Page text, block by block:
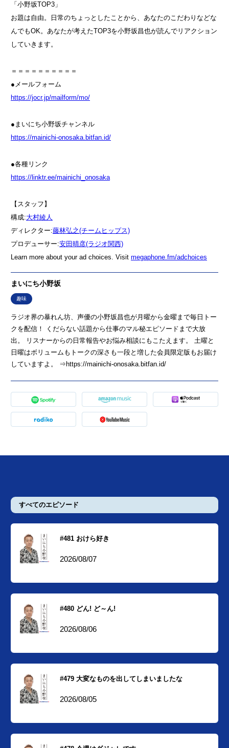
「小野坂TOP3」
お題は自由。日常のちょっとしたことから、あなたのこだわりなどな
んでもOK。あなたが考えたTOP3を小野坂昌也が読んでリアクション
していきます。
＝＝＝＝＝＝＝＝＝＝
●メールフォーム
⁠⁠⁠⁠⁠⁠⁠⁠⁠⁠⁠⁠⁠⁠⁠⁠⁠⁠⁠⁠⁠⁠⁠⁠⁠⁠⁠⁠⁠⁠⁠⁠⁠⁠⁠⁠⁠⁠⁠⁠⁠⁠⁠⁠⁠⁠⁠⁠⁠⁠⁠⁠⁠⁠⁠⁠⁠⁠⁠⁠⁠⁠⁠⁠⁠⁠⁠⁠⁠⁠⁠⁠⁠⁠⁠⁠⁠⁠⁠⁠⁠⁠⁠⁠⁠⁠⁠⁠⁠⁠⁠⁠⁠⁠⁠⁠⁠⁠⁠⁠⁠⁠⁠⁠⁠⁠⁠⁠⁠⁠⁠⁠⁠⁠⁠⁠⁠⁠⁠⁠⁠⁠⁠⁠⁠⁠⁠⁠⁠⁠⁠⁠⁠⁠⁠⁠⁠⁠⁠⁠⁠⁠⁠⁠⁠⁠⁠⁠⁠⁠⁠⁠⁠⁠⁠⁠⁠⁠⁠⁠⁠⁠⁠⁠⁠⁠⁠⁠⁠⁠⁠⁠⁠⁠⁠⁠⁠⁠⁠⁠⁠⁠⁠⁠⁠⁠https://jocr.jp/mailform/mo/⁠⁠⁠⁠⁠⁠⁠⁠⁠⁠⁠⁠⁠⁠⁠⁠⁠⁠⁠⁠⁠⁠⁠⁠⁠⁠⁠⁠⁠⁠⁠⁠⁠⁠⁠⁠⁠⁠⁠⁠⁠⁠⁠⁠⁠⁠⁠⁠⁠⁠⁠⁠⁠⁠⁠⁠⁠⁠⁠⁠⁠⁠⁠⁠⁠⁠⁠⁠⁠⁠⁠⁠⁠⁠⁠⁠⁠⁠⁠⁠⁠⁠⁠⁠⁠⁠⁠⁠⁠⁠⁠⁠⁠⁠⁠⁠⁠⁠⁠⁠⁠⁠⁠⁠⁠⁠⁠⁠⁠⁠⁠⁠⁠⁠⁠⁠⁠⁠⁠⁠⁠⁠⁠⁠⁠⁠⁠⁠⁠⁠⁠⁠⁠⁠⁠⁠⁠⁠⁠⁠⁠⁠⁠⁠⁠⁠⁠⁠⁠⁠⁠⁠⁠⁠⁠⁠⁠⁠⁠⁠⁠⁠⁠⁠⁠⁠⁠⁠⁠⁠⁠⁠⁠⁠⁠⁠⁠⁠⁠⁠⁠⁠⁠⁠⁠⁠
●まいにち小野坂チャンネル
⁠⁠⁠⁠⁠⁠⁠⁠⁠⁠⁠⁠⁠⁠⁠⁠⁠⁠⁠⁠⁠⁠⁠⁠⁠⁠⁠⁠⁠⁠⁠⁠⁠⁠⁠⁠⁠⁠⁠⁠⁠⁠⁠⁠⁠⁠⁠⁠⁠⁠⁠⁠⁠⁠⁠⁠⁠⁠⁠⁠⁠⁠⁠⁠⁠⁠⁠⁠⁠⁠⁠⁠⁠⁠⁠⁠⁠⁠⁠⁠⁠⁠⁠⁠⁠⁠⁠⁠⁠⁠⁠⁠⁠⁠⁠⁠⁠⁠⁠⁠⁠⁠⁠⁠⁠⁠⁠⁠⁠⁠⁠⁠⁠⁠⁠⁠⁠⁠⁠⁠⁠⁠⁠⁠⁠⁠⁠⁠⁠⁠⁠⁠⁠⁠⁠⁠⁠⁠⁠⁠⁠⁠⁠⁠⁠⁠⁠⁠⁠⁠⁠⁠⁠⁠⁠⁠⁠⁠⁠⁠⁠⁠⁠⁠⁠⁠⁠⁠⁠⁠⁠⁠⁠⁠⁠⁠⁠⁠⁠⁠⁠⁠⁠⁠⁠⁠https://mainichi-onosaka.bitfan.id/⁠⁠⁠⁠⁠⁠⁠⁠⁠⁠⁠⁠⁠⁠⁠⁠⁠⁠⁠⁠⁠⁠⁠⁠⁠⁠⁠⁠⁠⁠⁠⁠⁠⁠⁠⁠⁠⁠⁠⁠⁠⁠⁠⁠⁠⁠⁠⁠⁠⁠⁠⁠⁠⁠⁠⁠⁠⁠⁠⁠⁠⁠⁠⁠⁠⁠⁠⁠⁠⁠⁠⁠⁠⁠⁠⁠⁠⁠⁠⁠⁠⁠⁠⁠⁠⁠⁠⁠⁠⁠⁠⁠⁠⁠⁠⁠⁠⁠⁠⁠⁠⁠⁠⁠⁠⁠⁠⁠⁠⁠⁠⁠⁠⁠⁠⁠⁠⁠⁠⁠⁠⁠⁠⁠⁠⁠⁠⁠⁠⁠⁠⁠⁠⁠⁠⁠⁠⁠⁠⁠⁠⁠⁠⁠⁠⁠⁠⁠⁠⁠⁠⁠⁠⁠⁠⁠⁠⁠⁠⁠⁠⁠⁠⁠⁠⁠⁠⁠⁠⁠⁠⁠⁠⁠⁠⁠⁠⁠⁠⁠⁠⁠⁠⁠⁠⁠
●各種リンク
⁠⁠⁠⁠⁠⁠⁠⁠⁠⁠⁠⁠⁠⁠⁠⁠⁠⁠⁠⁠⁠⁠⁠⁠⁠⁠⁠⁠⁠⁠⁠⁠⁠⁠⁠⁠⁠⁠⁠⁠⁠⁠⁠⁠⁠⁠⁠⁠⁠⁠⁠⁠⁠⁠⁠⁠⁠⁠⁠⁠⁠⁠⁠⁠⁠⁠⁠⁠⁠⁠⁠⁠⁠⁠⁠⁠⁠⁠⁠⁠⁠⁠⁠⁠⁠⁠⁠⁠⁠⁠⁠⁠⁠⁠⁠⁠⁠⁠⁠⁠⁠⁠⁠⁠⁠⁠⁠⁠⁠⁠⁠⁠⁠⁠⁠⁠⁠⁠⁠⁠⁠⁠⁠⁠⁠⁠⁠⁠⁠⁠⁠⁠⁠⁠⁠⁠⁠⁠⁠⁠⁠⁠⁠⁠⁠⁠⁠⁠⁠⁠⁠⁠⁠⁠⁠⁠⁠⁠⁠⁠⁠⁠⁠⁠⁠⁠⁠⁠⁠⁠⁠⁠⁠⁠⁠⁠⁠⁠⁠⁠⁠⁠⁠⁠⁠⁠https://linktr.ee/mainichi_onosaka⁠⁠⁠⁠⁠⁠⁠⁠⁠⁠⁠⁠⁠⁠⁠⁠⁠⁠⁠⁠⁠⁠⁠⁠⁠⁠⁠⁠⁠⁠⁠⁠⁠⁠⁠⁠⁠⁠⁠⁠⁠⁠⁠⁠⁠⁠⁠⁠⁠⁠⁠⁠⁠⁠⁠⁠⁠⁠⁠⁠⁠⁠⁠⁠⁠⁠⁠⁠⁠⁠⁠⁠⁠⁠⁠⁠⁠⁠⁠⁠⁠⁠⁠⁠⁠⁠⁠⁠⁠⁠⁠⁠⁠⁠⁠⁠⁠⁠⁠⁠⁠⁠⁠⁠⁠⁠⁠⁠⁠⁠⁠⁠⁠⁠⁠⁠⁠⁠⁠⁠⁠⁠⁠⁠⁠⁠⁠⁠⁠⁠⁠⁠⁠⁠⁠⁠⁠⁠⁠⁠⁠⁠⁠⁠⁠⁠⁠⁠⁠⁠⁠⁠⁠⁠⁠⁠⁠⁠⁠⁠⁠⁠⁠⁠⁠⁠⁠⁠⁠⁠⁠⁠⁠⁠⁠⁠⁠⁠⁠⁠⁠⁠⁠⁠⁠⁠
【スタッフ】
構成:⁠⁠⁠⁠⁠⁠⁠⁠⁠⁠⁠⁠⁠⁠⁠⁠⁠⁠⁠⁠⁠⁠⁠⁠⁠⁠⁠⁠⁠⁠⁠⁠⁠⁠⁠⁠⁠⁠⁠⁠⁠⁠⁠⁠⁠⁠⁠⁠⁠⁠⁠⁠⁠⁠⁠⁠⁠⁠⁠⁠⁠⁠⁠⁠⁠⁠⁠⁠⁠⁠⁠⁠⁠⁠⁠⁠⁠⁠⁠⁠⁠⁠⁠⁠⁠⁠⁠⁠⁠⁠⁠⁠⁠⁠⁠⁠⁠⁠⁠⁠⁠⁠⁠⁠⁠⁠⁠⁠⁠⁠⁠⁠⁠⁠⁠⁠⁠⁠⁠⁠⁠⁠⁠⁠⁠⁠⁠⁠⁠⁠⁠⁠⁠⁠⁠⁠⁠⁠⁠⁠⁠⁠⁠⁠⁠⁠⁠⁠⁠⁠⁠⁠⁠⁠⁠⁠⁠⁠⁠⁠⁠⁠⁠⁠⁠⁠⁠⁠⁠⁠⁠⁠⁠⁠⁠⁠⁠⁠⁠⁠⁠⁠⁠⁠⁠⁠大村綾人⁠⁠⁠⁠⁠⁠⁠⁠⁠⁠⁠⁠⁠⁠⁠⁠⁠⁠⁠⁠⁠⁠⁠⁠⁠⁠⁠⁠⁠⁠⁠⁠⁠⁠⁠⁠⁠⁠⁠⁠⁠⁠⁠⁠⁠⁠⁠⁠⁠⁠⁠⁠⁠⁠⁠⁠⁠⁠⁠⁠⁠⁠⁠⁠⁠⁠⁠⁠⁠⁠⁠⁠⁠⁠⁠⁠⁠⁠⁠⁠⁠⁠⁠⁠⁠⁠⁠⁠⁠⁠⁠⁠⁠⁠⁠⁠⁠⁠⁠⁠⁠⁠⁠⁠⁠⁠⁠⁠⁠⁠⁠⁠⁠⁠⁠⁠⁠⁠⁠⁠⁠⁠⁠⁠⁠⁠⁠⁠⁠⁠⁠⁠⁠⁠⁠⁠⁠⁠⁠⁠⁠⁠⁠⁠⁠⁠⁠⁠⁠⁠⁠⁠⁠⁠⁠⁠⁠⁠⁠⁠⁠⁠⁠⁠⁠⁠⁠⁠⁠⁠⁠⁠⁠⁠⁠⁠⁠⁠⁠⁠⁠⁠⁠⁠⁠⁠
ディレクター:⁠⁠⁠⁠⁠⁠⁠⁠⁠⁠⁠⁠⁠⁠⁠⁠⁠⁠⁠⁠⁠⁠⁠⁠⁠⁠⁠⁠⁠⁠⁠⁠⁠⁠⁠⁠⁠⁠⁠⁠⁠⁠⁠⁠⁠⁠⁠⁠⁠⁠⁠⁠⁠⁠⁠⁠⁠⁠⁠⁠⁠⁠⁠⁠⁠⁠⁠⁠⁠⁠⁠⁠⁠⁠⁠⁠⁠⁠⁠⁠⁠⁠⁠⁠⁠⁠⁠⁠⁠⁠⁠⁠⁠⁠⁠⁠⁠⁠⁠⁠⁠⁠⁠⁠⁠⁠⁠⁠⁠⁠⁠⁠⁠⁠⁠⁠⁠⁠⁠⁠⁠⁠⁠⁠⁠⁠⁠⁠⁠⁠⁠⁠⁠⁠⁠⁠⁠⁠⁠⁠⁠⁠⁠⁠⁠⁠⁠⁠⁠⁠⁠⁠⁠⁠⁠⁠⁠⁠⁠⁠⁠⁠⁠⁠⁠⁠⁠⁠⁠⁠⁠⁠⁠⁠⁠⁠⁠⁠⁠⁠⁠⁠⁠⁠⁠⁠藤林弘之(チームヒップス)⁠⁠⁠⁠⁠⁠⁠⁠⁠⁠⁠⁠⁠⁠⁠⁠⁠⁠⁠⁠⁠⁠⁠⁠⁠⁠⁠⁠⁠⁠⁠⁠⁠⁠⁠⁠⁠⁠⁠⁠⁠⁠⁠⁠⁠⁠⁠⁠⁠⁠⁠⁠⁠⁠⁠⁠⁠⁠⁠⁠⁠⁠⁠⁠⁠⁠⁠⁠⁠⁠⁠⁠⁠⁠⁠⁠⁠⁠⁠⁠⁠⁠⁠⁠⁠⁠⁠⁠⁠⁠⁠⁠⁠⁠⁠⁠⁠⁠⁠⁠⁠⁠⁠⁠⁠⁠⁠⁠⁠⁠⁠⁠⁠⁠⁠⁠⁠⁠⁠⁠⁠⁠⁠⁠⁠⁠⁠⁠⁠⁠⁠⁠⁠⁠⁠⁠⁠⁠⁠⁠⁠⁠⁠⁠⁠⁠⁠⁠⁠⁠⁠⁠⁠⁠⁠⁠⁠⁠⁠⁠⁠⁠⁠⁠⁠⁠⁠⁠⁠⁠⁠⁠⁠⁠⁠⁠⁠⁠⁠⁠⁠⁠⁠⁠⁠⁠
プロデューサー:⁠⁠⁠⁠⁠⁠⁠⁠⁠⁠⁠⁠⁠⁠⁠⁠⁠⁠⁠⁠⁠⁠⁠⁠⁠⁠⁠⁠⁠⁠⁠⁠⁠⁠⁠⁠⁠⁠⁠⁠⁠⁠⁠⁠⁠⁠⁠⁠⁠⁠⁠⁠⁠⁠⁠⁠⁠⁠⁠⁠⁠⁠⁠⁠⁠⁠⁠⁠⁠⁠⁠⁠⁠⁠⁠⁠⁠⁠⁠⁠⁠⁠⁠⁠⁠⁠⁠⁠⁠⁠⁠⁠⁠⁠⁠⁠⁠⁠⁠⁠⁠⁠⁠⁠⁠⁠⁠⁠⁠⁠⁠⁠⁠⁠⁠⁠⁠⁠⁠⁠⁠⁠⁠⁠⁠⁠⁠⁠⁠⁠⁠⁠⁠⁠⁠⁠⁠⁠⁠⁠⁠⁠⁠⁠⁠⁠⁠⁠⁠⁠⁠⁠⁠⁠⁠⁠⁠⁠⁠⁠⁠⁠⁠⁠⁠⁠⁠⁠⁠⁠⁠⁠⁠⁠⁠⁠⁠⁠⁠⁠⁠⁠⁠⁠⁠⁠安田晴彦(ラジオ関西)⁠⁠⁠⁠⁠⁠⁠⁠⁠⁠⁠⁠⁠⁠⁠⁠⁠⁠⁠⁠⁠⁠⁠⁠⁠⁠⁠⁠⁠⁠⁠⁠⁠⁠⁠⁠⁠⁠⁠⁠⁠⁠⁠⁠⁠⁠⁠⁠⁠⁠⁠⁠⁠⁠⁠⁠⁠⁠⁠⁠⁠⁠⁠⁠⁠⁠⁠⁠
Learn more about your ad choices. Visit megaphone.fm/adchoices
まいにち小野坂
趣味
ラジオ界の暴れん坊、声優の小野坂昌也が月曜から金曜まで毎日トー
クを配信！ くだらない話題から仕事のマル秘エピソードまで大放
出。 リスナーからの日常報告やお悩み相談にもこたえます。 土曜と
日曜はボリュームもトークの深さも一段と増した会員限定版もお届け
していますよ。 ⇒https://mainichi-onosaka.bitfan.id/
すべてのエピソード
#481 おけら好き
2026/08/07
#480 どん! ど～ん!
2026/08/06
#479 大変なものを出してしまいましたな
2026/08/05